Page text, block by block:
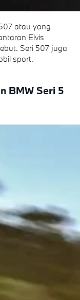
atau yang
Elvis
Seri 507 juga
sport.
BMW Seri 5